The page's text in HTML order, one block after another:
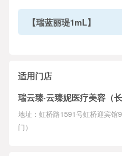
【瑞蓝丽瑅1mL】
适用门店
瑞云臻·云臻妮医疗美容（长
地址：虹桥路1591号虹桥迎宾馆
门）